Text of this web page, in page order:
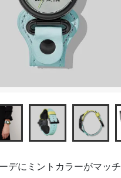
デにミントカラーがマッチ